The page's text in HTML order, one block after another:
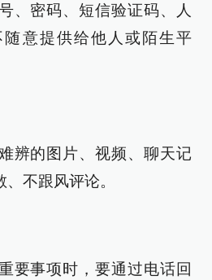
、密码、短信验证码、人
意提供给他人或陌生平
辨的图片、视频、聊天记
不跟风评论。
要事项时，要通过电话回